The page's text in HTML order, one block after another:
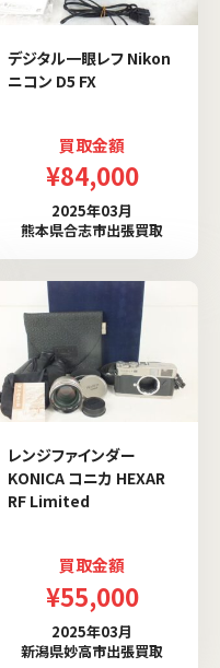
デジタル一眼レフ Nikon
ニコン D5 FX
買取金額
¥84,000
2025年03月
熊本県合志市出張買取
レンジファインダー
KONICA コニカ HEXAR
RF Limited
買取金額
¥55,000
2025年03月
新潟県妙高市出張買取